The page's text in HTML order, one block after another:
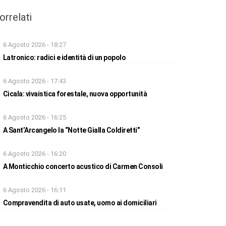
6 Agosto 2026 - 18:27
Latronico: radici e identità di un popolo
6 Agosto 2026 - 17:43
Cicala: vivaistica forestale, nuova opportunità
6 Agosto 2026 - 16:25
A Sant’Arcangelo la “Notte Gialla Coldiretti”
6 Agosto 2026 - 16:20
A Monticchio concerto acustico di Carmen Consoli
6 Agosto 2026 - 16:11
Compravendita di auto usate, uomo ai domiciliari